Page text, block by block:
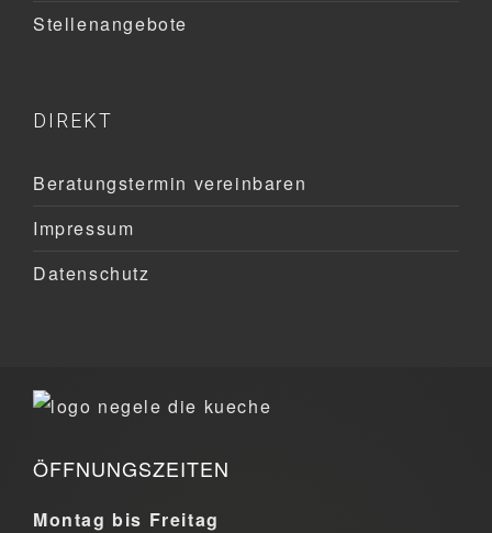
Stellenangebote
DIREKT
Beratungstermin vereinbaren
Impressum
Datenschutz
ÖFFNUNGSZEITEN
Montag bis Freitag